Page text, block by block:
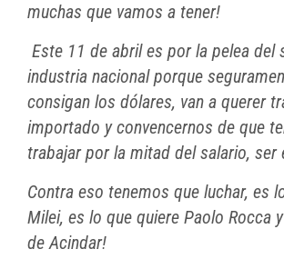
muchas que vamos a tener!
Este 11 de abril es por la pelea del
industria nacional porque
consigan los dólares, van a querer
importado y convencernos de que
trabajar por la mitad del salario, ser
Contra eso tenemos que luchar, es
Milei, es lo que quiere Paolo Rocca
de Acindar!